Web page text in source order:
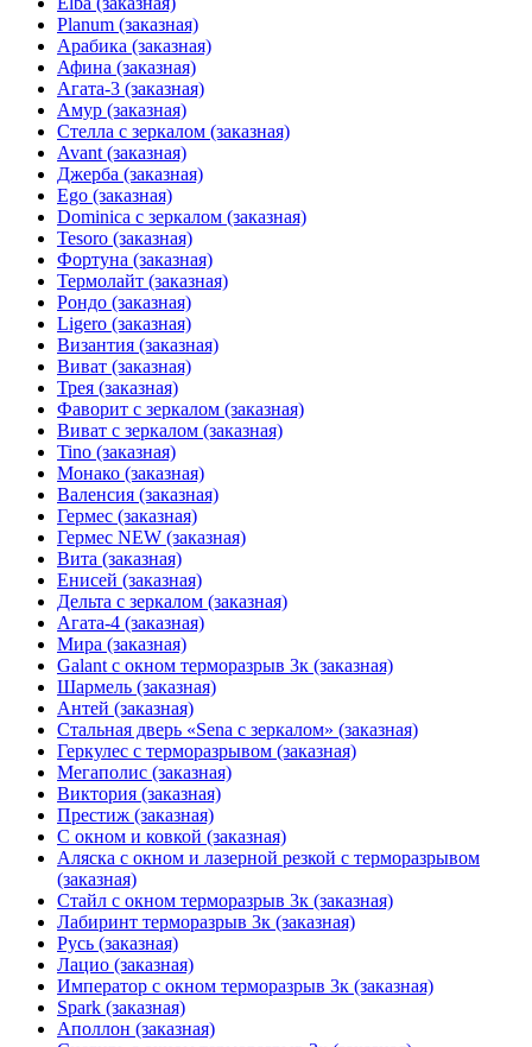
Planum (заказная)
Арабика (заказная)
Афина (заказная)
Агата-3 (заказная)
Амур (заказная)
Стелла с зеркалом (заказная)
Avant (заказная)
Джерба (заказная)
Ego (заказная)
Dominica с зеркалом (заказная)
Tesoro (заказная)
Фортуна (заказная)
Термолайт (заказная)
Рондо (заказная)
Ligero (заказная)
Византия (заказная)
Виват (заказная)
Трея (заказная)
Фаворит с зеркалом (заказная)
Виват с зеркалом (заказная)
Tino (заказная)
Монако (заказная)
Валенсия (заказная)
Гермес (заказная)
Гермес NEW (заказная)
Вита (заказная)
Енисей (заказная)
Дельта с зеркалом (заказная)
Агата-4 (заказная)
Мира (заказная)
Galant с окном терморазрыв 3к (заказная)
Шармель (заказная)
Антей (заказная)
Стальная дверь «Sena с зеркалом» (заказная)
Геркулес с терморазрывом (заказная)
Мегаполис (заказная)
Виктория (заказная)
Престиж (заказная)
С окном и ковкой (заказная)
Аляска с окном и лазерной резкой с терморазрывом
(заказная)
Стайл с окном терморазрыв 3к (заказная)
Лабиринт терморазрыв 3к (заказная)
Русь (заказная)
Лацио (заказная)
Император с окном терморазрыв 3к (заказная)
Spark (заказная)
Аполлон (заказная)